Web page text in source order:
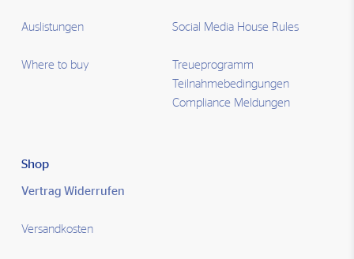
Auslistungen
Where to buy
Social Media House Rules
Treueprogramm
Teilnahmebedingungen
Compliance Meldungen
Shop
Vertrag Widerrufen
Versandkosten